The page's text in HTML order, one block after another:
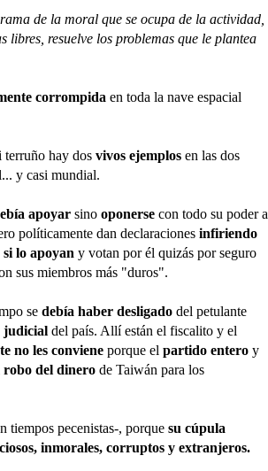
de la moral que se ocupa de la actividad,
resuelve los problemas que le plantea
corrompida en toda la nave espacial
terruño hay dos vivos ejemplos en las dos
y casi mundial.
apoyar sino oponerse con todo su poder a
políticamente dan declaraciones infiriendo
si lo apoyan y votan por él quizás por seguro
sus miembros más "duros".
se debía haber desligado del petulante
judicial del país. Allí están el fiscalito y el
no les conviene porque el partido entero y
robo del dinero de Taiwán para los
tiempos pecenistas-, porque su cúpula
inmorales, corruptos y extranjeros.